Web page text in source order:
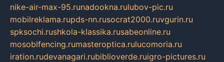
nike-air-max-95.runadookna.rulubov-pic.ru
mobilreklama.rupds-nn.rusocrat2000.ruvgurin.ru
spksochi.rushkola-klassika.rusabeonline.ru
mosoblfencing.rumasteroptica.rulucomoria.ru
iration.rudevanagari.rubiblioverde.ruigro-pictures.ru